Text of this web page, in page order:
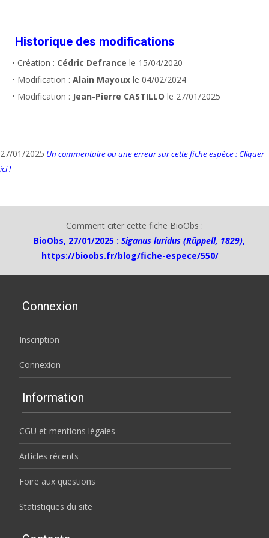
Historique des modifications
• Création : Cédric Defrance le 15/04/2020
• Modification : Alain Mayoux le 04/02/2024
• Modification : Jean-Pierre CASTILLO le 27/01/2025
27/01/2025 Un commentaire ou une erreur sur cette fiche espèce : Cliquer
ici !
Comment citer cette fiche BioObs :
BioObs, 27/01/2025 : Siganus luridus (Rüppell, 1829),
https://bioobs.fr/blog/fiche-espece/550/
Connexion
Inscription
Connexion
Information
CGU et mentions légales
Articles récents
Foire aux questions
Statistiques du site